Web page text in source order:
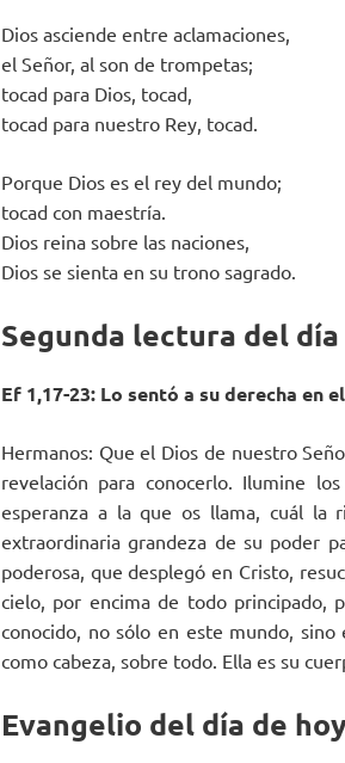
Dios asciende entre aclamaciones,
el Señor, al son de trompetas;
tocad para Dios, tocad,
tocad para nuestro Rey, tocad.
Porque Dios es el rey del mundo;
tocad con maestría.
Dios reina sobre las naciones,
Dios se sienta en su trono sagrado.
Segunda lectura del
Ef 1,17-23: Lo sentó a su derecha en
Hermanos: Que el Dios de nuestro
revelación para conocerlo. Ilumine
esperanza a la que os llama, cuál la
extraordinaria grandeza de su poder
poderosa, que desplegó en Cristo,
cielo, por encima de todo principado,
conocido, no sólo en este mundo,
como cabeza, sobre todo. Ella es su
Evangelio del día de